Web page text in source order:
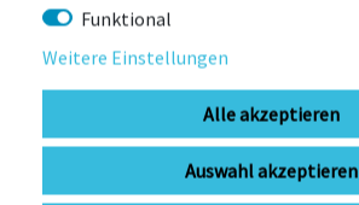
Ausfuhr MwSt.-Erstattung
Batterieentsorgung
AGB
Funktional
Weitere Einstellungen
Alle akzeptieren
Auswahl akzeptieren